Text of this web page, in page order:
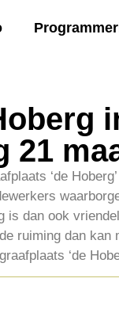
21
‘de
dan ook
ruiming dan kan
‘de